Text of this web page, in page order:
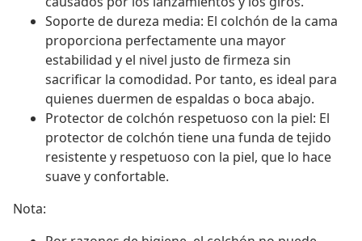
Soporte de dureza media: El colchón de la cama
proporciona perfectamente una mayor
estabilidad y el nivel justo de firmeza sin
sacrificar la comodidad. Por tanto, es ideal para
quienes duermen de espaldas o boca abajo.
Protector de colchón respetuoso con la piel: El
protector de colchón tiene una funda de tejido
resistente y respetuoso con la piel, que lo hace
suave y confortable.
Nota: